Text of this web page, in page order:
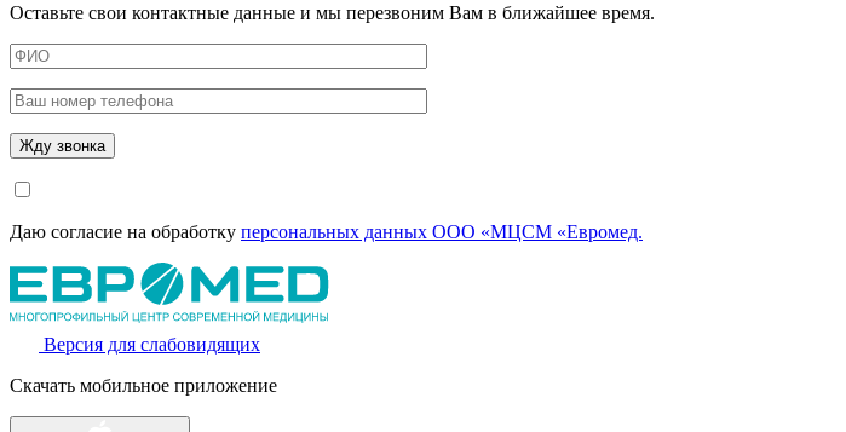
Оставьте свои контактные данные и мы перезвоним Вам в ближайшее время.
Даю согласие на обработку персональных данных ООО «МЦСМ «Евромед.
Версия для слабовидящих
Скачать мобильное приложение